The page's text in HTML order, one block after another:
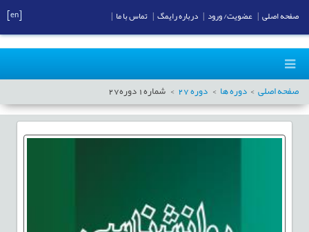
صفحه اصلی دوره ها دوره27 شماره1 دوره27
صفحه اصلی عضویت/ ورود درباره رایمگ تماس با ما